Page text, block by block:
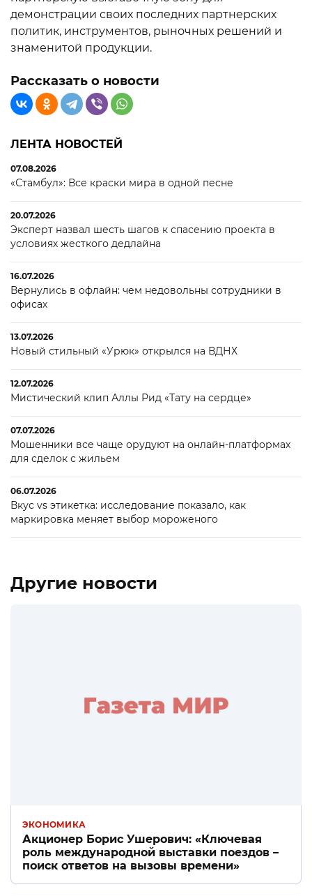
демонстрации своих последних партнерских
политик, инструментов, рыночных решений и
знаменитой продукции.
Рассказать о новости
ЛЕНТА НОВОСТЕЙ
07.08.2026
«Стамбул»: Все краски мира в одной песне
20.07.2026
Эксперт назвал шесть шагов к спасению проекта в
условиях жесткого дедлайна
16.07.2026
Вернулись в офлайн: чем недовольны сотрудники в
офисах
13.07.2026
Новый стильный «Урюк» открылся на ВДНХ
12.07.2026
Мистический клип Аллы Рид «Тату на сердце»
07.07.2026
Мошенники все чаще орудуют на онлайн-платформах
для сделок с жильем
06.07.2026
Вкус vs этикетка: исследование показало, как
маркировка меняет выбор мороженого
Другие новости
ЭКОНОМИКА
Акционер Борис Ушерович: «Ключевая
роль международной выставки поездов –
поиск ответов на вызовы времени»